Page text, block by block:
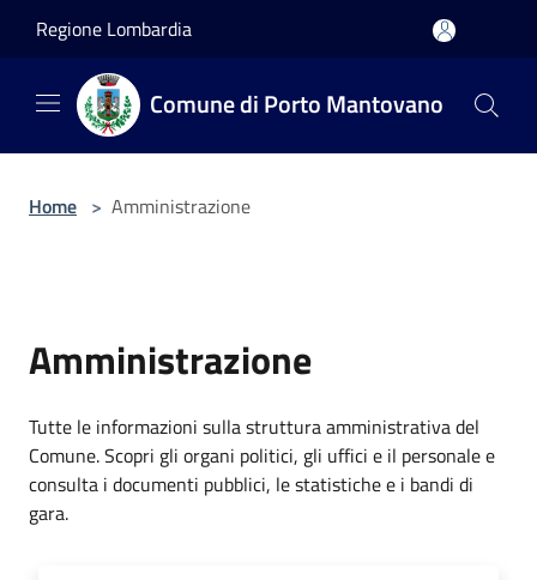
Regione Lombardia
Comune di Porto Mantovano
Home > Amministrazione
Amministrazione
Tutte le informazioni sulla struttura amministrativa del
Comune. Scopri gli organi politici, gli uffici e il personale e
consulta i documenti pubblici, le statistiche e i bandi di
gara.